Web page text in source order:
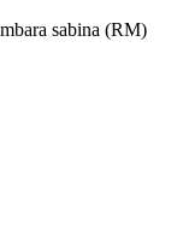
sabina (RM)